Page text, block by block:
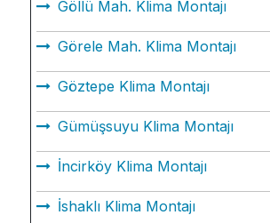
Göllü Mah. Klima Montajı
Görele Mah. Klima Montajı
Göztepe Klima Montajı
Gümüşsuyu Klima Montajı
İncirköy Klima Montajı
İshaklı Klima Montajı